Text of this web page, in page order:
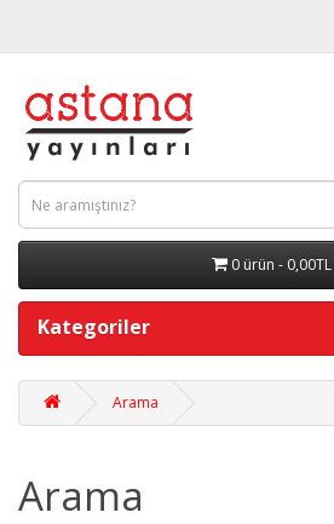
0 ürün - 0,00TL
Kategoriler
Arama
Arama